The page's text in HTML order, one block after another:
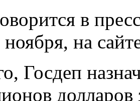
в
ноября, на
Госдеп